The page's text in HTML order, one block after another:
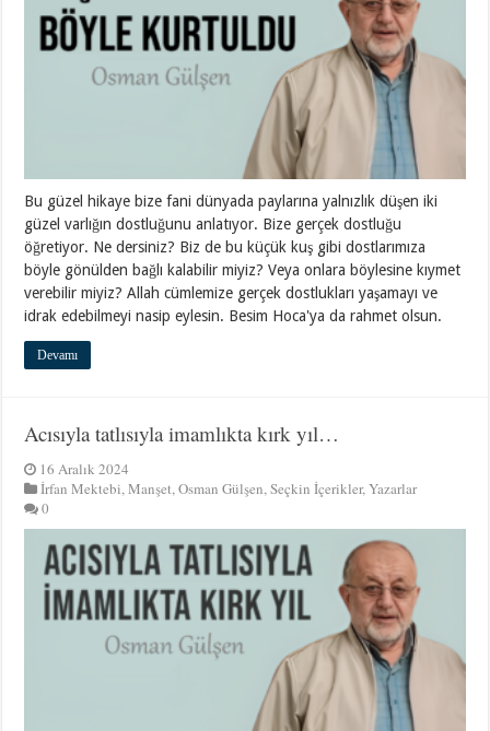
Bu güzel hikaye bize fani dünyada paylarına yalnızlık düşen iki
güzel varlığın dostluğunu anlatıyor. Bize gerçek dostluğu
öğretiyor. Ne dersiniz? Biz de bu küçük kuş gibi dostlarımıza
böyle gönülden bağlı kalabilir miyiz? Veya onlara böylesine kıymet
verebilir miyiz? Allah cümlemize gerçek dostlukları yaşamayı ve
idrak edebilmeyi nasip eylesin. Besim Hoca'ya da rahmet olsun.
Devamı
Acısıyla tatlısıyla imamlıkta kırk yıl…
16 Aralık 2024
İrfan Mektebi,Manşet,Osman Gülşen,Seçkin İçerikler,Yazarlar
0